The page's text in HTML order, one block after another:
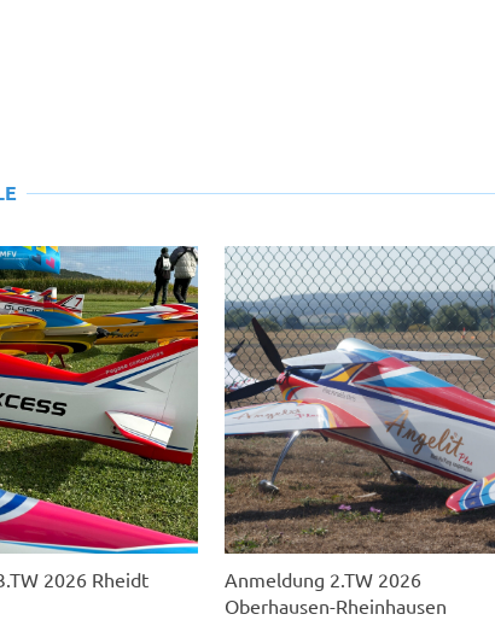
2026 Rheidt
Anmeldung 2.TW 2026
Oberhausen-Rheinhausen